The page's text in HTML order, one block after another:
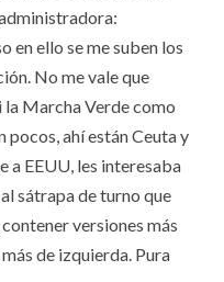
en ello se me suben los
No me vale que
la Marcha Verde como
pocos, ahí están Ceuta y
a EEUU, les interesaba
sátrapa de turno que
versiones más
de izquierda. Pura